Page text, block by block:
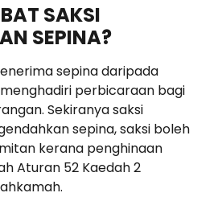
SAKSI
SEPINA?
sepina daripada
perbicaraan bagi
Sekiranya saksi
sepina, saksi boleh
kerana penghinaan
Aturan 52 Kaedah 2